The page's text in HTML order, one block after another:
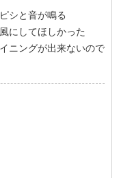
シと音が鳴る
にしてほしかった
ニングが出来ないので